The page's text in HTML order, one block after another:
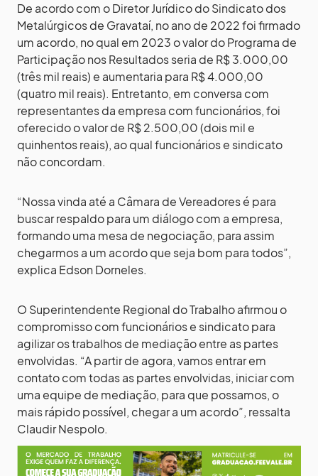
De acordo com o Diretor Jurídico do Sindicato dos
Metalúrgicos de Gravataí, no ano de 2022 foi firmado
um acordo, no qual em 2023 o valor do Programa de
Participação nos Resultados seria de R$ 3.000,00
(três mil reais) e aumentaria para R$ 4.000,00
(quatro mil reais). Entretanto, em conversa com
representantes da empresa com funcionários, foi
oferecido o valor de R$ 2.500,00 (dois mil e
quinhentos reais), ao qual funcionários e sindicato
não concordam.
“Nossa vinda até a Câmara de Vereadores é para
buscar respaldo para um diálogo com a empresa,
formando uma mesa de negociação, para assim
chegarmos a um acordo que seja bom para todos”,
explica Edson Dorneles.
O Superintendente Regional do Trabalho afirmou o
compromisso com funcionários e sindicato para
agilizar os trabalhos de mediação entre as partes
envolvidas. “A partir de agora, vamos entrar em
contato com todas as partes envolvidas, iniciar com
uma equipe de mediação, para que possamos, o
mais rápido possível, chegar a um acordo”, ressalta
Claudir Nespolo.